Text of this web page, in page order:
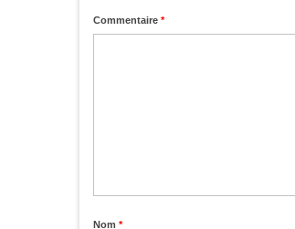
Commentaire *
Nom *